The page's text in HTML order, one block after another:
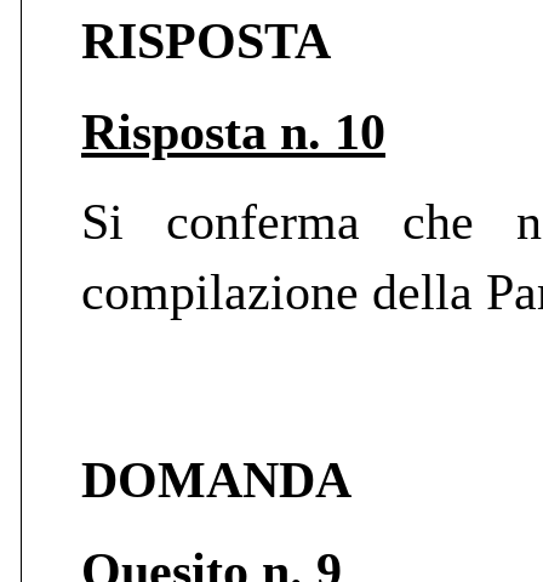
RISPOSTA
Risposta n. 10
Si conferma che
compilazione della
DOMANDA
Quesito n. 9